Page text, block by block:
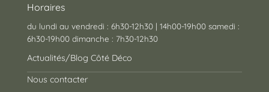
Horaires
du lundi au vendredi : 6h30-12h30 | 14h00-19h00 samedi :
6h30-19h00 dimanche : 7h30-12h30
Actualités/Blog Côté Déco
Nous contacter